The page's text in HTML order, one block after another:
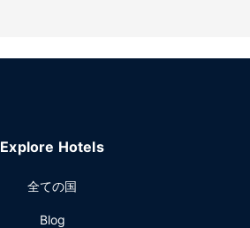
Explore Hotels
全ての国
Blog